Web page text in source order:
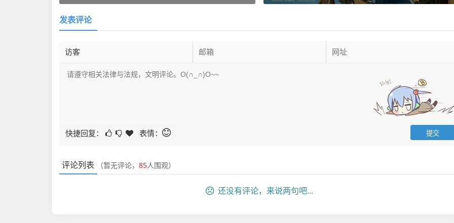
发表评论
快捷回复： 表情：
评论列表 （暂无评论， 85人围观）
还没有评论，来说两句吧...